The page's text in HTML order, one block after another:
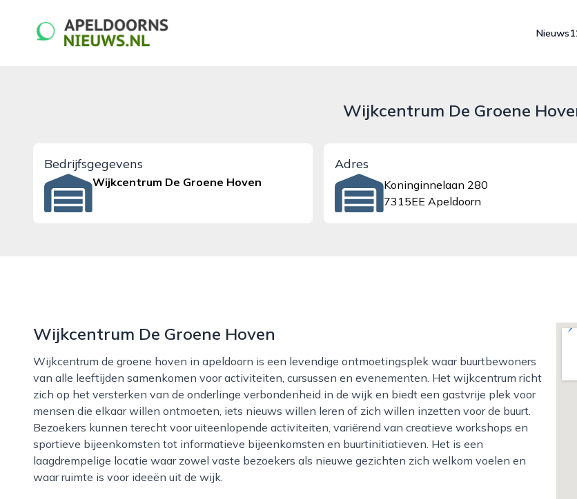
apeldoornsnieuws.nl
Nieuws
Wijkcentrum De Groene
Bedrijfsgegevens
Wijkcentrum De Groene Hoven
Adres
Koninginnelaan 280
7315EE Apeldoorn
Wijkcentrum De Groene Hoven
Wijkcentrum de groene hoven in apeldoorn is een levendige ontmoetingsplek waar buurtbewoners
van alle leeftijden samenkomen voor activiteiten, cursussen en evenementen. Het wijkcentrum richt
zich op het versterken van de onderlinge verbondenheid in de wijk en biedt een gastvrije plek voor
mensen die elkaar willen ontmoeten, iets nieuws willen leren of zich willen inzetten voor de buurt.
Bezoekers kunnen terecht voor uiteenlopende activiteiten, variërend van creatieve workshops en
sportieve bijeenkomsten tot informatieve bijeenkomsten en buurtinitiatieven. Het is een
laagdrempelige locatie waar zowel vaste bezoekers als nieuwe gezichten zich welkom voelen en
waar ruimte is voor ideeën uit de wijk.